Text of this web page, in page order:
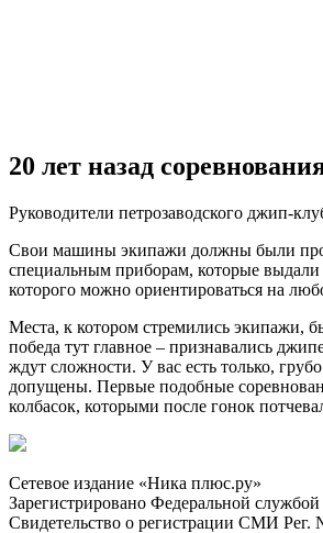
20 лет назад
Руководители петрозаводского джип-
Свои машины экипажи должны были
специальным приборам, которые
которого можно ориентироваться на
Места, к котором стремились экипажи,
победа тут главное – признавались
ждут сложности. У вас есть только,
допущены. Первые подобные
колбасок, которыми после гонок
Сетевое издание «Ника плюс.ру»
Зарегистрировано Федеральной
Свидетельство о регистрации СМИ